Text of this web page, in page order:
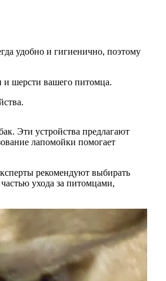
удобно и гигиенично, поэтому
и шерсти вашего питомца.
Эти устройства предлагают
лапомойки помогает
рекомендуют выбирать
ухода за питомцами,